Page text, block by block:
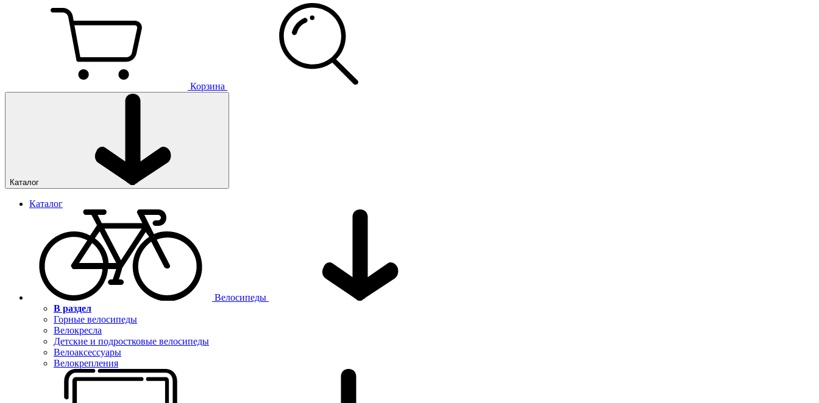
Корзина
Каталог
Каталог
Велосипеды
В раздел
Горные велосипеды
Велокресла
Детские и подростковые велосипеды
Велоаксессуары
Велокрепления